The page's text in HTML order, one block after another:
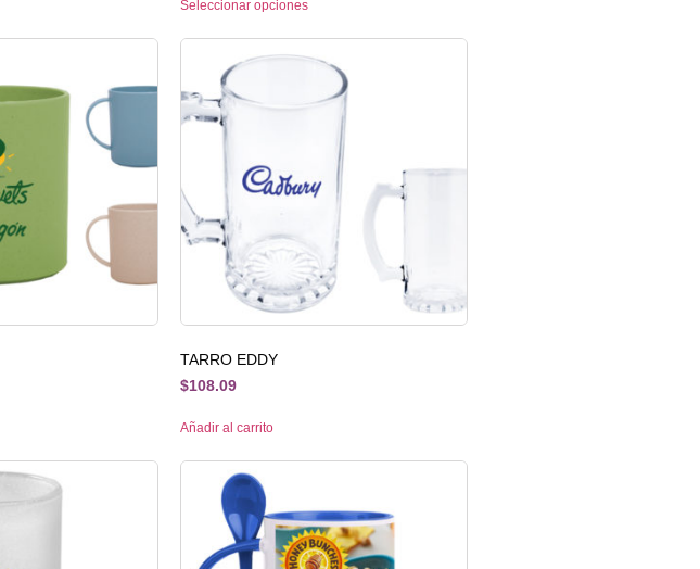
Seleccionar opciones
TARRO EDDY
$108.09
Añadir al carrito